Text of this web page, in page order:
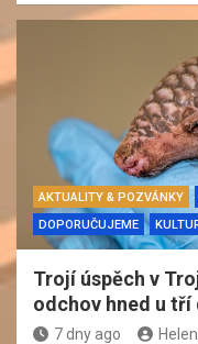
AKTUALITY & POZVÁNKY
DOPORUČUJEME
Trojí úspěch v
odchov hned u tří
7 dny ago